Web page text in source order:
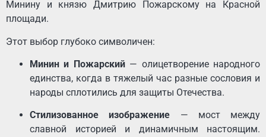
Минину и князю Дмитрию Пожарскому на Красной
площади.
Этот выбор глубоко символичен:
Минин и Пожарский— олицетворение народного
единства, когда в тяжелый час разные сословия и
народы сплотились для защиты Отечества.
Стилизованное изображение — мост между
славной историей и динамичным настоящим.